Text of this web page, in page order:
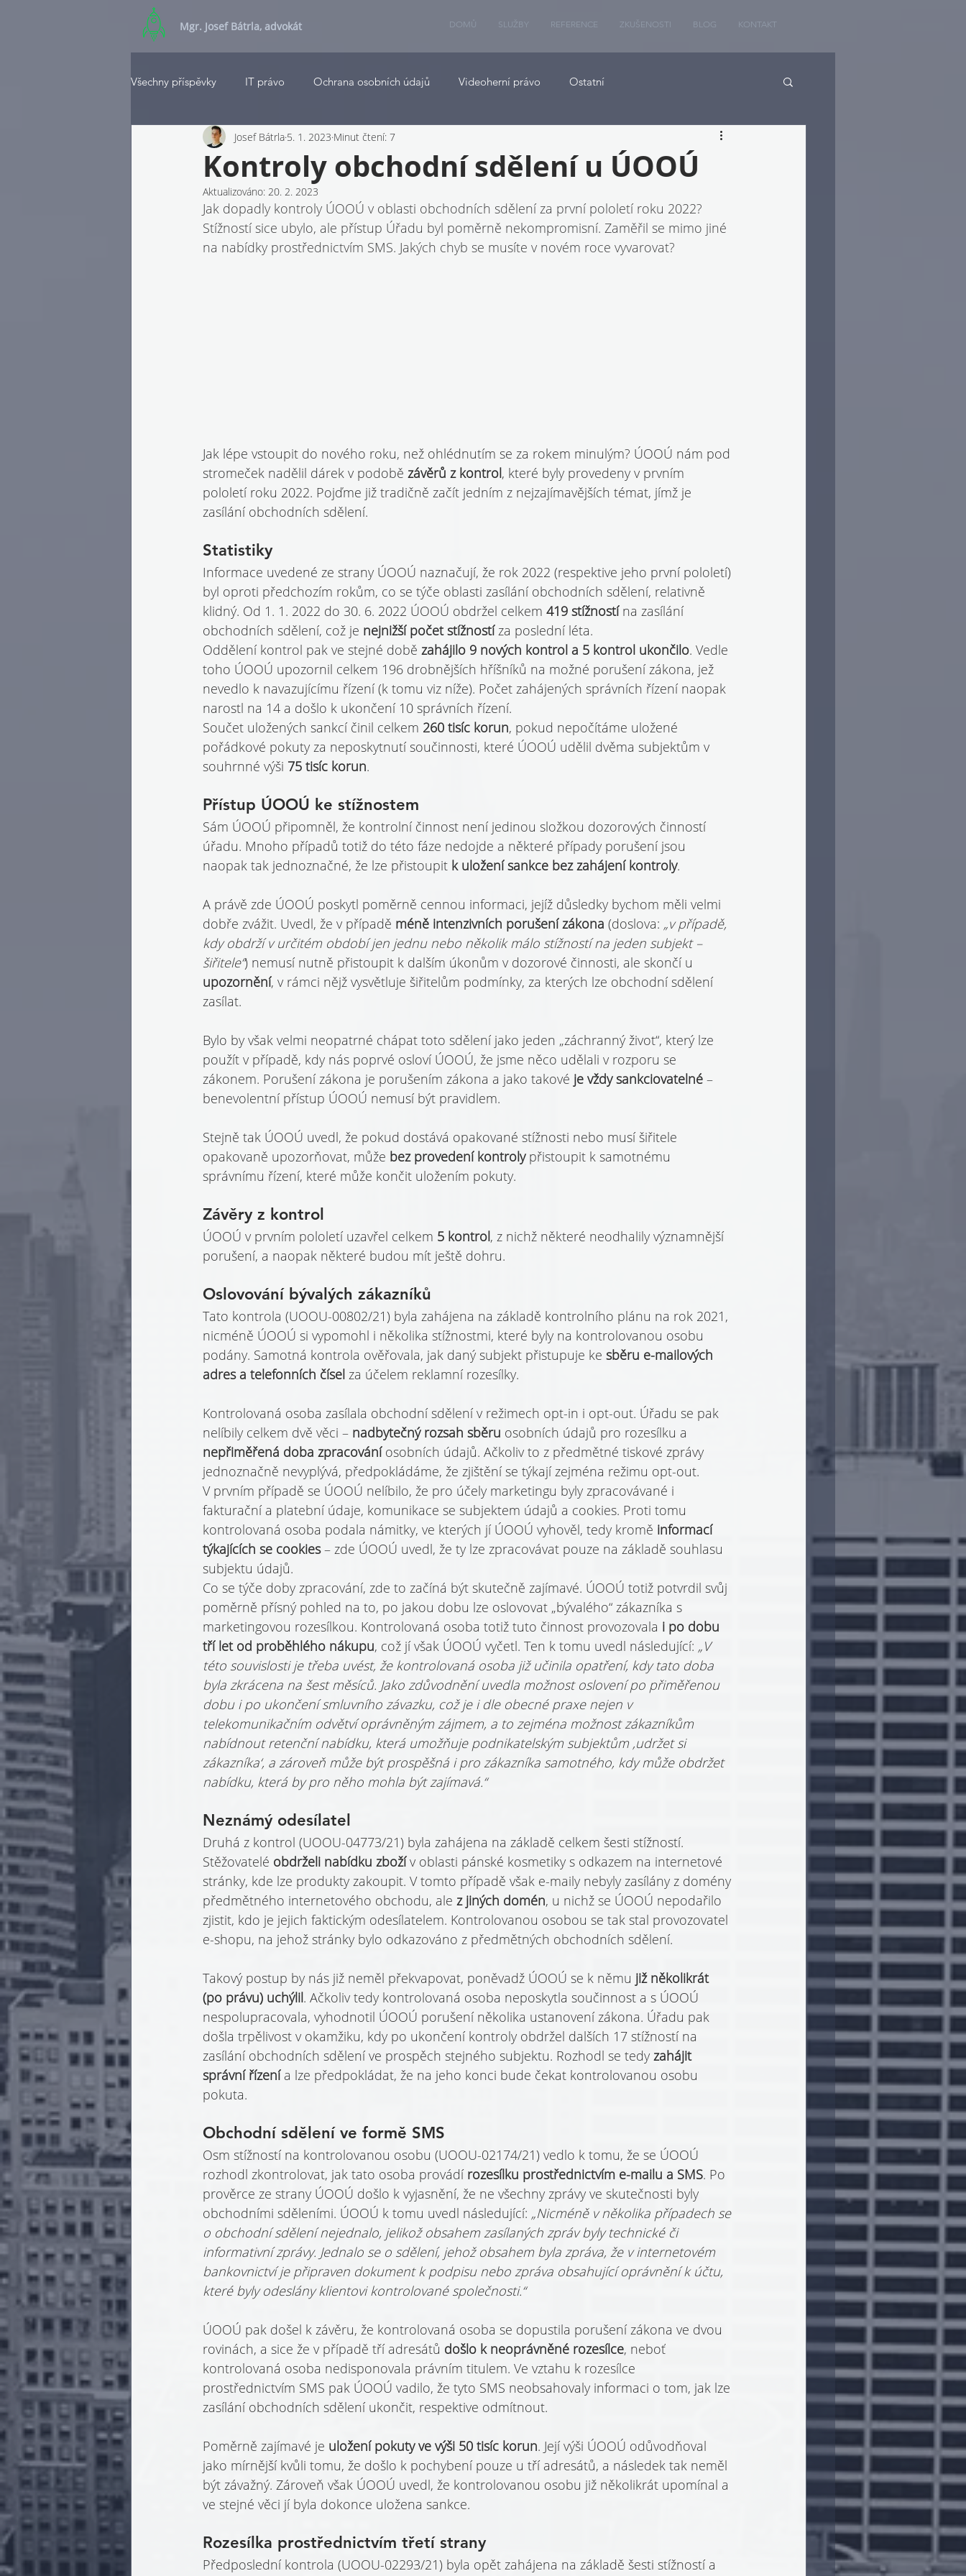
Mgr. Josef Bátrla, advokát DOMŮ SLUŽBY REFERENCE ZKUŠENOSTI BLOG KONTAKT
Všechny příspěvky IT právo Ochrana osobních údajů Videoherní právo Ostatní
Kontroly obchodní sdělení u ÚOOÚ
Josef Bátrla 5. 1. 2023 Minut čtení: 7
Aktualizováno: 20. 2. 2023
Jak dopadly kontroly ÚOOÚ v oblasti obchodních sdělení za první pololetí roku 2022?
Stížností sice ubylo, ale přístup Úřadu byl poměrně nekompromisní. Zaměřil se mimo jiné
na nabídky prostřednictvím SMS. Jakých chyb se musíte v novém roce vyvarovat?
Jak lépe vstoupit do nového roku, než ohlédnutím se za rokem minulým? ÚOOÚ nám pod
stromeček nadělil dárek v podobě závěrů z kontrol, které byly provedeny v prvním
pololetí roku 2022. Pojďme již tradičně začít jedním z nejzajímavějších témat, jímž je
zasílání obchodních sdělení.
Statistiky
Informace uvedené ze strany ÚOOÚ naznačují, že rok 2022 (respektive jeho první pololetí)
byl oproti předchozím rokům, co se týče oblasti zasílání obchodních sdělení, relativně
klidný. Od 1. 1. 2022 do 30. 6. 2022 ÚOOÚ obdržel celkem 419 stížností na zasílání
obchodních sdělení, což je nejnižší počet stížností za poslední léta.
Oddělení kontrol pak ve stejné době zahájilo 9 nových kontrol a 5 kontrol ukončilo. Vedle
toho ÚOOÚ upozornil celkem 196 drobnějších hříšníků na možné porušení zákona, jež
nevedlo k navazujícímu řízení (k tomu viz níže). Počet zahájených správních řízení naopak
narostl na 14 a došlo k ukončení 10 správních řízení.
Součet uložených sankcí činil celkem 260 tisíc korun, pokud nepočítáme uložené
pořádkové pokuty za neposkytnutí součinnosti, které ÚOOÚ udělil dvěma subjektům v
souhrnné výši 75 tisíc korun.
Přístup ÚOOÚ ke stížnostem
Sám ÚOOÚ připomněl, že kontrolní činnost není jedinou složkou dozorových činností
úřadu. Mnoho případů totiž do této fáze nedojde a některé případy porušení jsou
naopak tak jednoznačné, že lze přistoupit k uložení sankce bez zahájení kontroly.
A právě zde ÚOOÚ poskytl poměrně cennou informaci, jejíž důsledky bychom měli velmi
dobře zvážit. Uvedl, že v případě méně intenzivních porušení zákona (doslova: „v případě,
kdy obdrží v určitém období jen jednu nebo několik málo stížností na jeden subjekt –
šiřitele“) nemusí nutně přistoupit k dalším úkonům v dozorové činnosti, ale skončí u
upozornění, v rámci nějž vysvětluje šiřitelům podmínky, za kterých lze obchodní sdělení
zasílat.
Bylo by však velmi neopatrné chápat toto sdělení jako jeden „záchranný život“, který lze
použít v případě, kdy nás poprvé osloví ÚOOÚ, že jsme něco udělali v rozporu se
zákonem. Porušení zákona je porušením zákona a jako takové je vždy sankciovatelné –
benevolentní přístup ÚOOÚ nemusí být pravidlem.
Stejně tak ÚOOÚ uvedl, že pokud dostává opakované stížnosti nebo musí šiřitele
opakovaně upozorňovat, může bez provedení kontroly přistoupit k samotnému
správnímu řízení, které může končit uložením pokuty.
Závěry z kontrol
ÚOOÚ v prvním pololetí uzavřel celkem 5 kontrol, z nichž některé neodhalily významnější
porušení, a naopak některé budou mít ještě dohru.
Oslovování bývalých zákazníků
Tato kontrola (UOOU-00802/21) byla zahájena na základě kontrolního plánu na rok 2021,
nicméně ÚOOÚ si vypomohl i několika stížnostmi, které byly na kontrolovanou osobu
podány. Samotná kontrola ověřovala, jak daný subjekt přistupuje ke sběru e-mailových
adres a telefonních čísel za účelem reklamní rozesílky.
Kontrolovaná osoba zasílala obchodní sdělení v režimech opt-in i opt-out. Úřadu se pak
nelíbily celkem dvě věci – nadbytečný rozsah sběru osobních údajů pro rozesílku a
nepřiměřená doba zpracování osobních údajů. Ačkoliv to z předmětné tiskové zprávy
jednoznačně nevyplývá, předpokládáme, že zjištění se týkají zejména režimu opt-out.
V prvním případě se ÚOOÚ nelíbilo, že pro účely marketingu byly zpracovávané i
fakturační a platební údaje, komunikace se subjektem údajů a cookies. Proti tomu
kontrolovaná osoba podala námitky, ve kterých jí ÚOOÚ vyhověl, tedy kromě informací
týkajících se cookies – zde ÚOOÚ uvedl, že ty lze zpracovávat pouze na základě souhlasu
subjektu údajů.
Co se týče doby zpracování, zde to začíná být skutečně zajímavé. ÚOOÚ totiž potvrdil svůj
poměrně přísný pohled na to, po jakou dobu lze oslovovat „bývalého“ zákazníka s
marketingovou rozesílkou. Kontrolovaná osoba totiž tuto činnost provozovala i po dobu
tří let od proběhlého nákupu, což jí však ÚOOÚ vyčetl. Ten k tomu uvedl následující: „V
této souvislosti je třeba uvést, že kontrolovaná osoba již učinila opatření, kdy tato doba
byla zkrácena na šest měsíců. Jako zdůvodnění uvedla možnost oslovení po přiměřenou
dobu i po ukončení smluvního závazku, což je i dle obecné praxe nejen v
telekomunikačním odvětví oprávněným zájmem, a to zejména možnost zákazníkům
nabídnout retenční nabídku, která umožňuje podnikatelským subjektům ‚udržet si
zákazníka‘, a zároveň může být prospěšná i pro zákazníka samotného, kdy může obdržet
nabídku, která by pro něho mohla být zajímavá.“
Neznámý odesílatel
Druhá z kontrol (UOOU-04773/21) byla zahájena na základě celkem šesti stížností.
Stěžovatelé obdrželi nabídku zboží v oblasti pánské kosmetiky s odkazem na internetové
stránky, kde lze produkty zakoupit. V tomto případě však e-maily nebyly zasílány z domény
předmětného internetového obchodu, ale z jiných domén, u nichž se ÚOOÚ nepodařilo
zjistit, kdo je jejich faktickým odesílatelem. Kontrolovanou osobou se tak stal provozovatel
e-shopu, na jehož stránky bylo odkazováno z předmětných obchodních sdělení.
Takový postup by nás již neměl překvapovat, poněvadž ÚOOÚ se k němu již několikrát
(po právu) uchýlil. Ačkoliv tedy kontrolovaná osoba neposkytla součinnost a s ÚOOÚ
nespolupracovala, vyhodnotil ÚOOÚ porušení několika ustanovení zákona. Úřadu pak
došla trpělivost v okamžiku, kdy po ukončení kontroly obdržel dalších 17 stížností na
zasílání obchodních sdělení ve prospěch stejného subjektu. Rozhodl se tedy zahájit
správní řízení a lze předpokládat, že na jeho konci bude čekat kontrolovanou osobu
pokuta.
Obchodní sdělení ve formě SMS
Osm stížností na kontrolovanou osobu (UOOU-02174/21) vedlo k tomu, že se ÚOOÚ
rozhodl zkontrolovat, jak tato osoba provádí rozesílku prostřednictvím e-mailu a SMS. Po
prověrce ze strany ÚOOÚ došlo k vyjasnění, že ne všechny zprávy ve skutečnosti byly
obchodními sděleními. ÚOOÚ k tomu uvedl následující: „Nicméně v několika případech se
o obchodní sdělení nejednalo, jelikož obsahem zasílaných zpráv byly technické či
informativní zprávy. Jednalo se o sdělení, jehož obsahem byla zpráva, že v internetovém
bankovnictví je připraven dokument k podpisu nebo zpráva obsahující oprávnění k účtu,
které byly odeslány klientovi kontrolované společnosti.“
ÚOOÚ pak došel k závěru, že kontrolovaná osoba se dopustila porušení zákona ve dvou
rovinách, a sice že v případě tří adresátů došlo k neoprávněné rozesílce, neboť
kontrolovaná osoba nedisponovala právním titulem. Ve vztahu k rozesílce
prostřednictvím SMS pak ÚOOÚ vadilo, že tyto SMS neobsahovaly informaci o tom, jak lze
zasílání obchodních sdělení ukončit, respektive odmítnout.
Poměrně zajímavé je uložení pokuty ve výši 50 tisíc korun. Její výši ÚOOÚ odůvodňoval
jako mírnější kvůli tomu, že došlo k pochybení pouze u tří adresátů, a následek tak neměl
být závažný. Zároveň však ÚOOÚ uvedl, že kontrolovanou osobu již několikrát upomínal a
ve stejné věci jí byla dokonce uložena sankce.
Rozesílka prostřednictvím třetí strany
Předposlední kontrola (UOOU-02293/21) byla opět zahájena na základě šesti stížností a